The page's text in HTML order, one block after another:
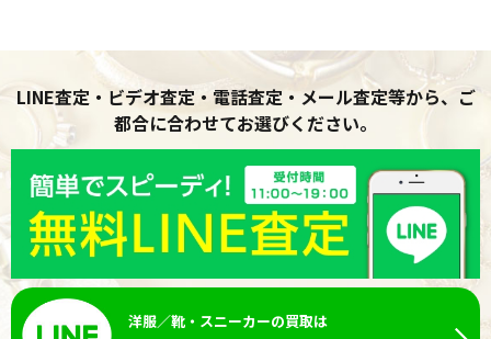
LINE査定・ビデオ査定・電話査定・メール査定等から、ご
都合に合わせてお選びください。
洋服／靴・スニーカーの買取は